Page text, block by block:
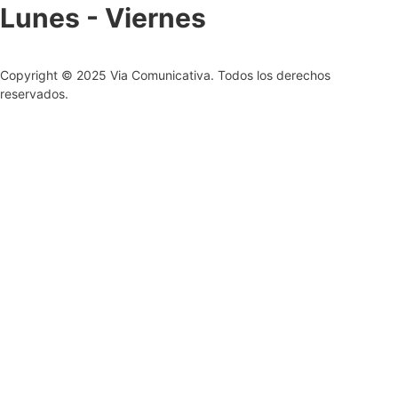
Lunes - Viernes
Copyright © 2025 Via Comunicativa. Todos los derechos
reservados.